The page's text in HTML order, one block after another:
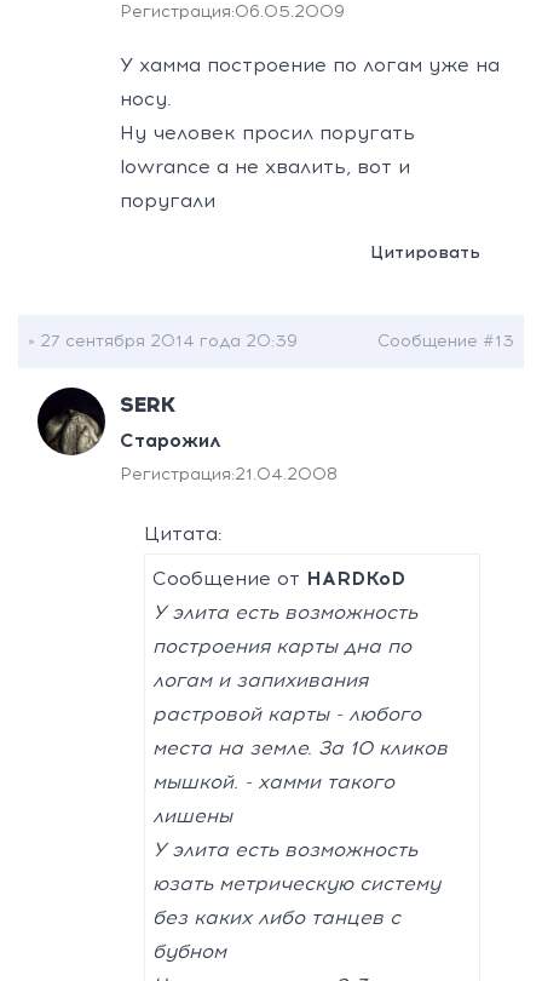
Регистрация:06.05.2009
У хамма построение по логам уже на
носу.
Ну человек просил поругать
lowrance а не хвалить, вот и
поругали
Цитировать
» 27 сентября 2014 года 20:39 Сообщение #13
SERK
Старожил
Регистрация:21.04.2008
Цитата:
Сообщение от HARDKoD
У элита есть возможность
построения карты дна по
логам и запихивания
растровой карты - любого
места на земле. За 10 кликов
мышкой. - хамми такого
лишены
У элита есть возможность
юзать метрическую систему
без каких либо танцев с
бубном